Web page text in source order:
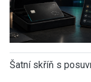
Šatní skříň s